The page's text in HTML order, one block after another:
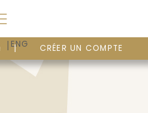
| ENG CRÉER UN COMPTE